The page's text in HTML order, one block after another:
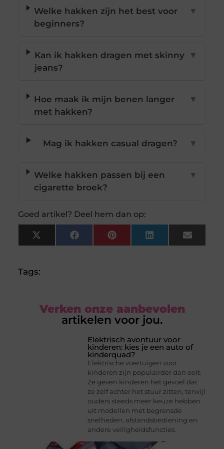
Welke hakken zijn het best voor
beginners?
▼
Kan ik hakken dragen met skinny
jeans?
▼
Hoe maak ik mijn benen langer
met hakken?
▼
Mag ik hakken casual dragen? ▼
Welke hakken passen bij een
cigarette broek?
▼
Goed artikel? Deel hem dan op:
X
(Twitter)
FacebookPinterestLinkedInEmail
Tags:
Verken onze aanbevolen
artikelen voor jou.
Elektrisch avontuur voor
kinderen: kies je een auto of
kinderquad?
Elektrische voertuigen voor
kinderen zijn populairder dan ooit.
Ze geven kinderen het gevoel dat
ze zelf achter het stuur zitten, terwijl
ouders steeds meer keuze hebben
uit modellen met begrensde
snelheden, afstandsbediening en
andere veiligheidsfuncties.